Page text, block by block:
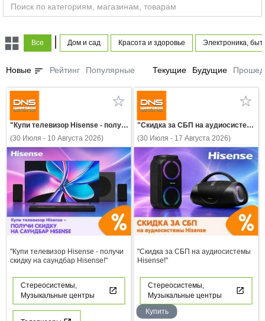
Все | Дом и сад Красота и здоровье Электроника,
Новые sort Рейтинг Популярные Текущие Будущие
"Купи телевизор Hisense - получи скидку на саундбар Hisense!"
(30 Июля - 10 Августа 2026)
"Купи телевизор Hisense - получи
скидку на саундбар Hisense!"
Стереосистемы,
Музыкальные центры
"Скидка за СБП на аудиосистемы Hisense!"
(30 Июля - 17 Августа 2026)
"Скидка за СБП на аудиосистемы
Hisense!"
Стереосистемы,
Музыкальные центры
Купить